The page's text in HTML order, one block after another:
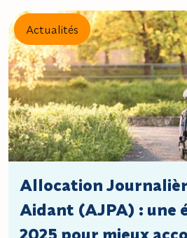
Actualités
Allocation
Aidant (AJPA) : une
2025 pour mieux